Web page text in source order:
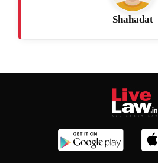
Shahadat